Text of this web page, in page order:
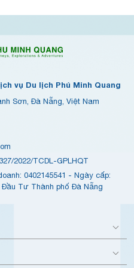
vụ Du lịch Phú Minh Quang
Sơn, Đà Nẵng, Việt Nam
2022/TCDL-GPLHQT
0402145541 - Ngày cấp:
Tư Thành phố Đà Nẵng